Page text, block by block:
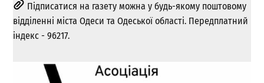
Підписатися на газету можна у будь-якому поштовому
відділенні міста Одеси та Одеської області. Передплатний
індекс - 96217.